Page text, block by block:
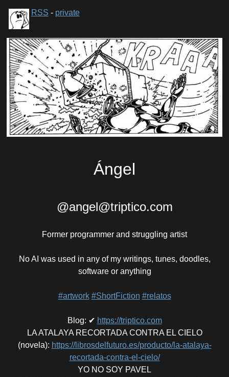
RSS - private
Ángel
@angel@triptico.com
Former programmer and struggling artist
No AI was used in any of my writings, tunes, doodles,
software or anything
#artwork #ShortFiction #relatos
Blog: ✔ https://triptico.com
LA ATALAYA RECORTADA CONTRA EL CIELO
(novela): https://librosdelfuturo.es/producto/la-atalaya-
recortada-contra-el-cielo/
YO NO SOY PAVEL